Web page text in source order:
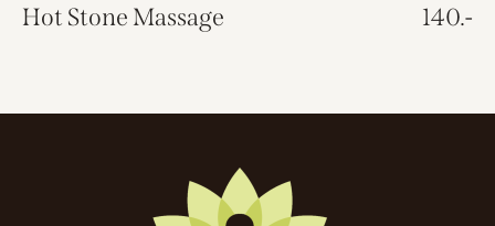
Hot Stone Massage 140.-